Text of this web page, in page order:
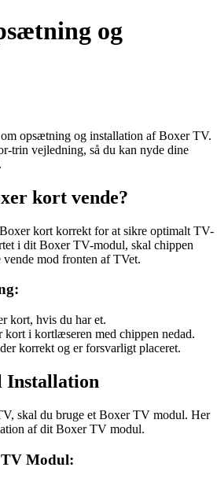
og
opsætning og installation af Boxer TV.
trin vejledning, så du kan nyde dine
kort vende?
kort korrekt for at sikre optimalt TV-
i dit Boxer TV-modul, skal chippen
mod fronten af TVet.
kort, hvis du har et.
i kortlæseren med chippen nedad.
korrekt og er forsvarligt placeret.
Installation
skal du bruge et Boxer TV modul. Her
af dit Boxer TV modul.
Modul: